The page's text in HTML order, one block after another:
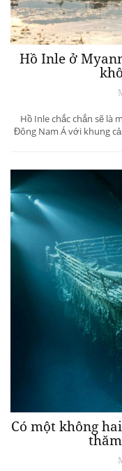
Hồ Inle ở
Hồ Inle chắc chắn sẽ là
Đông Nam Á với khung
Có một không